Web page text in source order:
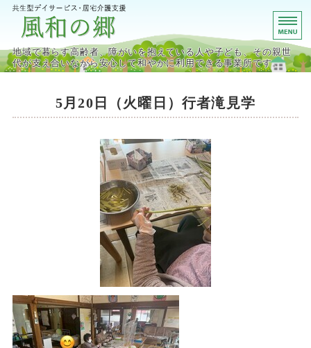
宮城県栗原市の共生型デイ
地域で暮らす高齢者、障がいを抱えている人や子ども、その親世
代が支え合いながら安心して和やかに利用できる事業所です。
デイサービス事業
施設概要・アクセス
5月20日（火曜日）行者滝見学